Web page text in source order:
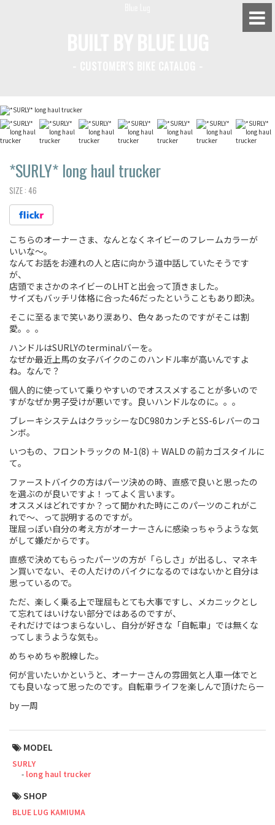
*SURLY* long haul trucker
SIZE : 46
こちらのオーナーさま、なんとなくネイビーのフレームカラーが
いいな〜。
なんてお話をお連れの人と店に向かう道中話していたそうです
が、
店頭でまさかのネイビーのLHTと出会って頂きました。
サイズもバッチリ体格に合った46だったということもあり即決。
そこに至るまで笑いあり涙あり、色々あったのですがそこは割
愛。。。
ハンドルはSURLYのterminalバーを。
なぜか最近上馬の女子バイクのこのハンドル率が高いんですよ
ね。なんで？
個人的に使っていて乗りやすいのでオススメすることが多いので
すがなぜか男子受けが悪いです。良いハンドルなのに。。。
ブレーキシステムはクラッシーなDC980カンチとSS-6レバーのコ
ンボ。
いつもの、フロントラックの M-1(8) ＋ WALD の前カゴスタイルに
て。
ファーストバイクの方はパーツ決めの時、直感で良いと思ったの
を選ぶのが良いですよ！ってよく言います。
オススメはどれですか？って聞かれた時にこのパーツのこれがこ
れで〜、って説明するのですが。
理屈っぽい自分の考え方がオーナーさんに感染っちゃうような気
がして嫌だからです。
直感で決めてもらったパーツの方が「らしさ」が出るし、マネキ
ン買いでない、その人だけのバイクになるのではないかと自分は
思っているので。
ただ、楽しく乗る上で理屈もとても大事ですし、メカニックとし
て忘れてはいけない部分ではあるのですが、
それだけではつまらないし、自分が好きな「自転車」では無くな
ってしまうような気も。
めちゃめちゃ脱線した。
何が言いたいかというと、オーナーさんの雰囲気と人車一体でと
ても良いなって思ったのです。自転車ライフを楽しんで頂けたらー
by 一周
MODEL
SURLY
long haul trucker
SHOP
BLUE LUG KAMIUMA
BLUE LUG KAMIUMA
BLUE LUG YOYOGI PARK
Fixed Gear / Single Speed
Road Bike
Touring
CX / Gravel
Mountain Bike
Cargo Bike
Mixte
Mini Velo
Small Size (~160cm)
For Family
For Women
Cook Paint Works
Staff Bikes
Handmade Bike
SURLY
CRUST BIKES
VELO ORANGE